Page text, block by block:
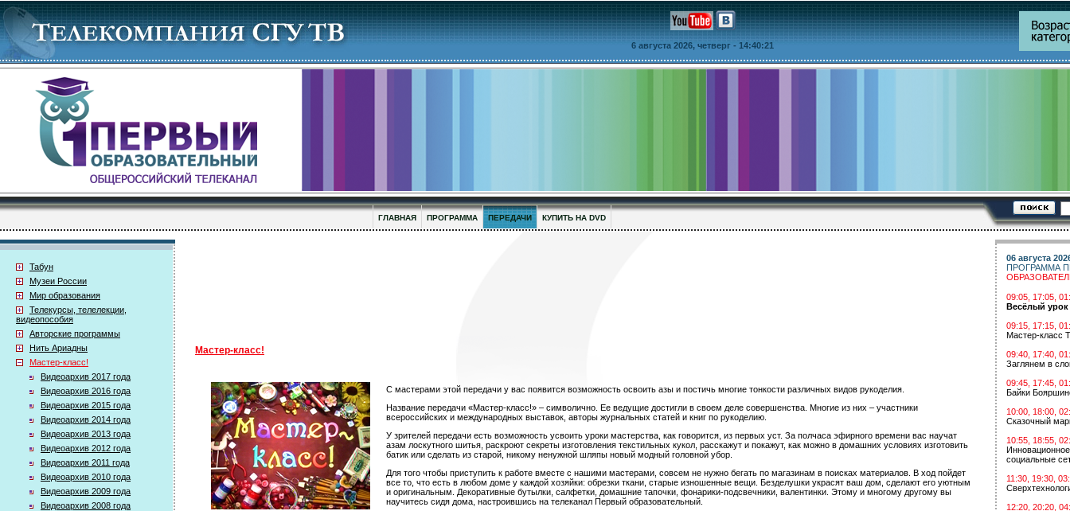
6 августа 2026, четверг - 14:40:21
ГЛАВНАЯ ПРОГРАММА ПЕРЕДАЧИ КУПИТЬ НА DVD
Табун
Музеи России
Мир образования
Телекурсы, телелекции,
видеопособия
Авторские программы
Нить Ариадны
Мастер-класс!
Видеоархив 2017 года
Видеоархив 2016 года
Видеоархив 2015 года
Видеоархив 2014 года
Видеоархив 2013 года
Видеоархив 2012 года
Видеоархив 2011 года
Видеоархив 2010 года
Видеоархив 2009 года
Видеоархив 2008 года
Мастер-класс!
С мастерами этой передачи у вас появится возможность освоить азы и постичь многие тонкости различных видов рукоделия.
Название передачи «Мастер-класс!» – символично. Ее ведущие достигли в своем деле совершенства. Многие из них – участники
всероссийских и международных выставок, авторы журнальных статей и книг по рукоделию.
У зрителей передачи есть возможность усвоить уроки мастерства, как говорится, из первых уст. За полчаса эфирного времени вас научат
азам лоскутного шитья, раскроют секреты изготовления текстильных кукол, расскажут и покажут, как можно в домашних условиях изготовить
батик или сделать из старой, никому ненужной шляпы новый модный головной убор.
Для того чтобы приступить к работе вместе с нашими мастерами, совсем не нужно бегать по магазинам в поисках материалов. В ход пойдет
все то, что есть в любом доме у каждой хозяйки: обрезки ткани, старые изношенные вещи. Безделушки украсят ваш дом, сделают его уютным
и оригинальным. Декоративные бутылки, салфетки, домашние тапочки, фонарики-подсвечники, валентинки. Этому и многому другому вы
научитесь сидя дома, настроившись на телеканал Первый образовательный.
06 августа
ПРОГРАММА
09:05, 17:05,
Весёлый урок
09:15, 17:15,
Мастер-класс
09:40, 17:40,
Заглянем в
09:45, 17:45,
Байки
10:00, 18:00,
Сказочный
10:55, 18:55,
социальные
11:30, 19:30,
12:20, 20:20,